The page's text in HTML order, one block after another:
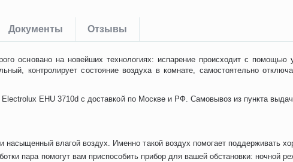
Документы Отзывы
основано на новейших технологиях: испарение происходит с
контролирует состояние воздуха в комнате, самостоятельно
EHU 3710d с доставкой по Москве и РФ. Самовывоз из пункта
насыщенный влагой воздух. Именно такой воздух помогает поддерживать
пара помогут вам приспособить прибор для вашей обстановки: